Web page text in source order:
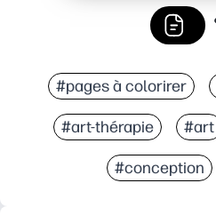
#pages à colorirer
#art-thérapie #art
#conception